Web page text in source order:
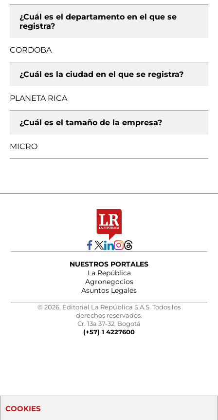
¿Cuál es el departamento en el que se
registra?
CORDOBA
¿Cuál es la ciudad en el que se registra?
PLANETA RICA
¿Cuál es el tamaño de la empresa?
MICRO
NUESTROS PORTALES
La República
Agronegocios
Asuntos Legales
© 2026, Editorial La República S.A.S. Todos los
derechos reservados.
Cr. 13a 37-32, Bogotá
(+57) 1 4227600
COOKIES